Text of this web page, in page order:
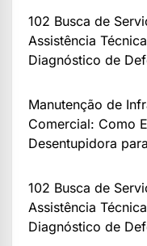
102 Busca de
Assistência
Diagnóstico de
Manutenção de
Comercial: Como
Desentupidora
102 Busca de
Assistência
Diagnóstico de